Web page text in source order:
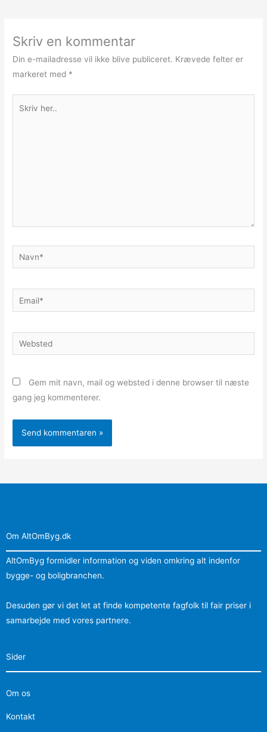
Skriv en kommentar
Din e-mailadresse vil ikke blive publiceret. Krævede felter er
markeret med *
Navn*
Email*
Websted
Gem mit navn, mail og websted i denne browser til næste
gang jeg kommenterer.
Om AltOmByg.dk
AltOmByg formidler information og viden omkring alt indenfor
bygge- og boligbranchen.
Desuden gør vi det let at finde kompetente fagfolk til fair priser i
samarbejde med vores partnere.
Sider
Om os
Kontakt